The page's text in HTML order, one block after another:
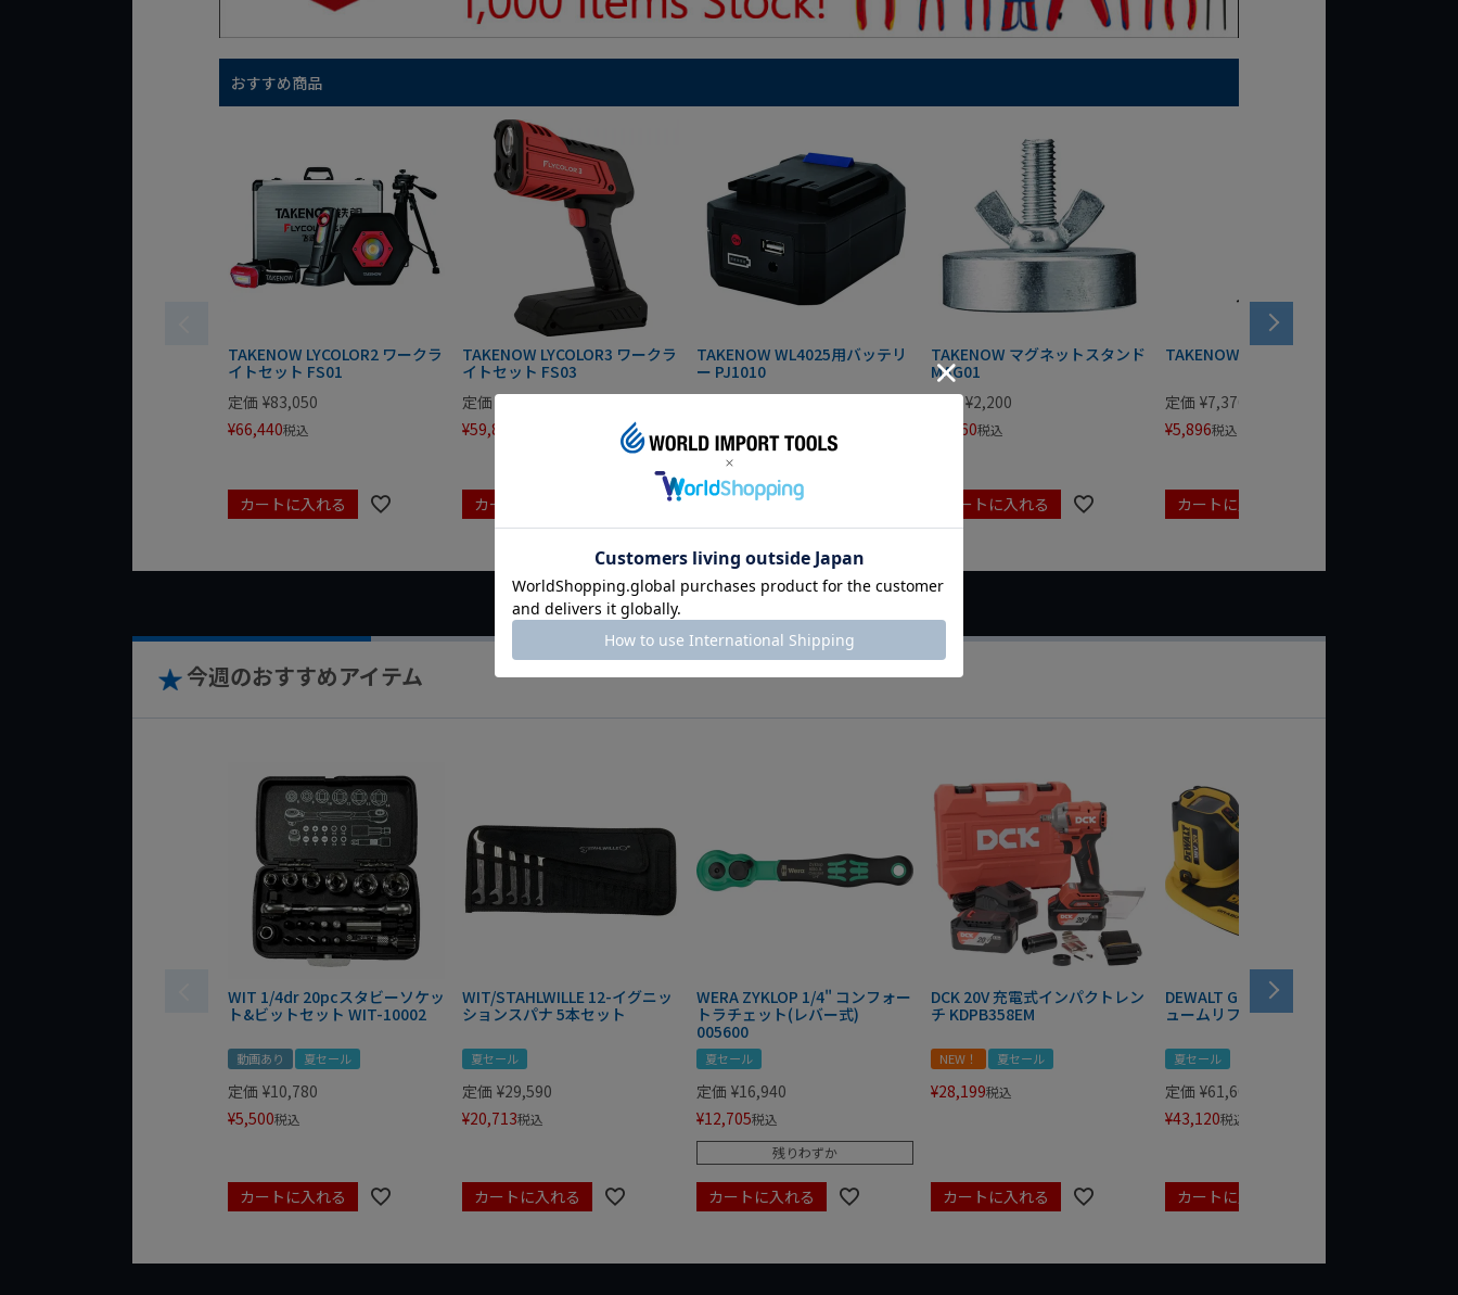
おすすめ商品
TAKENOW LYCOLOR2 ワークラ
イトセット FS01
定価 ¥83,050
¥66,440税込
カートに入れる
TAKENOW LYCOLOR3 ワークラ
イトセット FS03
定価 ¥74,800
¥59,840
カートに入れる
TAKENOW WL4025用バッテリ
ー PJ1010
定価 ¥13,860
カートに入れる
TAKENOW マグネットスタンド
MAG01
定価 ¥2,200
1,760税込
カートに入れる
TAKENOW 三脚スタンド TD01
定価 ¥7,370
¥5,896税込
カートに入れる
今週のおすすめアイテム
WIT 1/4dr 20pcスタビーソケッ
ト&ビットセット WIT-10002
動画あり 夏セール
定価 ¥10,780
¥5,500税込
カートに入れる
WIT/STAHLWILLE 12-イグニッ
ションスパナ 5本セット
夏セール
定価 ¥29,590
¥20,713税込
カートに入れる
WERA ZYKLOP 1/4" コンフォー
トラチェット(レバー式)
005600
夏セール
定価 ¥16,940
¥12,705税込
残りわずか
カートに入れる
DCK 20V 充電式インパクトレン
チ KDPB358EM
NEW！ 夏セール
¥28,199税込
カートに入れる
DEWALT GRABO 18V電動バキ
ュームリフター DCE590N-XJ
夏セール
定価 ¥61,600
¥43,120税込
カートに入れる